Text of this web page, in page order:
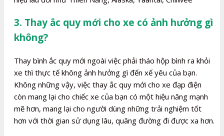
3. Thay ắc quy mới cho xe có ảnh hưởng gì
không?
Thay bình ắc quy mới ngoài việc phải tháo hộp bình ra khỏi
xe thì thực tế không ảnh hưởng gì đến xế yêu của bạn.
Không những vậy, việc thay ắc quy mới cho xe đạp điện
còn mang lại cho chiếc xe của bạn có một hiệu năng mạnh
mẽ hơn, mang lại cho người dùng những trải nghiệm tốt
hơn với thời gian sử dụng lâu, quãng đường đi được xa hơn.